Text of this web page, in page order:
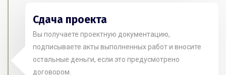
Сдача проекта
Вы получаете проектную документацию,
подписываете акты выполненных работ и вносите
остальные деньги, если это предусмотрено
договором.